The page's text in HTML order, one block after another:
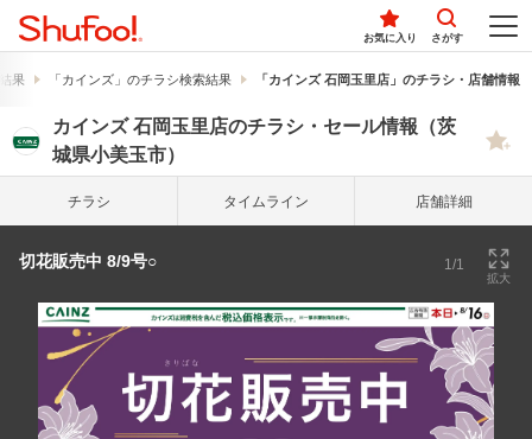
お気に入り さがす
果 「カインズ」のチラシ検索結果 「カインズ 石岡玉里店」のチラシ・店舗情報
カインズ 石岡玉里店のチラシ・セール情報（茨
城県小美玉市）
チラシ タイム ライン 店舗詳細
切花販売中 8/9号○ 1/1
拡大